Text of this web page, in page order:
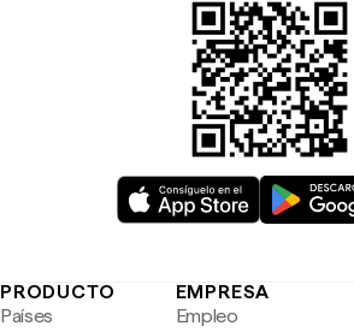
PRODUCTO
Países
EMPRESA
Empleo